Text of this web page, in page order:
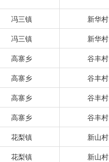
冯三镇 新华村
冯三镇 新华村
高寨乡 谷丰村
高寨乡 谷丰村
高寨乡 谷丰村
高寨乡 谷丰村
花梨镇 新山村
花梨镇 新山村